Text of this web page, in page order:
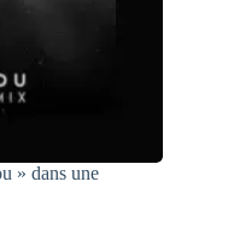
» dans une